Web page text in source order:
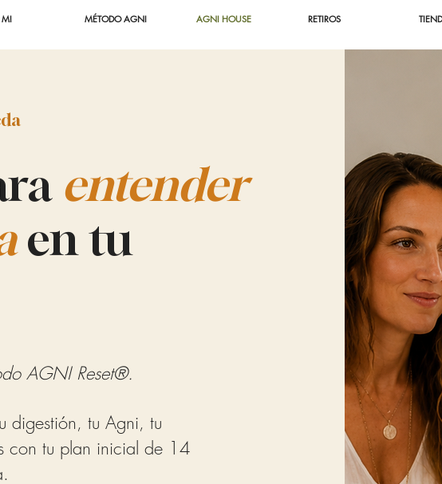
MI MÉTODO AGNI AGNI HOUSE RETIROS
entender
en tu
AGNI Reset®.
digestión, tu Agni, tu
con tu plan inicial de 14